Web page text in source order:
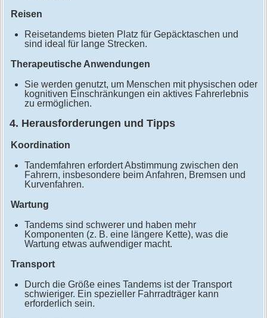
Reisen
Reisetandems bieten Platz für Gepäcktaschen und
sind ideal für lange Strecken.
Therapeutische Anwendungen
Sie werden genutzt, um Menschen mit physischen oder
kognitiven Einschränkungen ein aktives Fahrerlebnis
zu ermöglichen.
4. Herausforderungen und Tipps
Koordination
Tandemfahren erfordert Abstimmung zwischen den
Fahrern, insbesondere beim Anfahren, Bremsen und
Kurvenfahren.
Wartung
Tandems sind schwerer und haben mehr
Komponenten (z. B. eine längere Kette), was die
Wartung etwas aufwendiger macht.
Transport
Durch die Größe eines Tandems ist der Transport
schwieriger. Ein spezieller Fahrradträger kann
erforderlich sein.